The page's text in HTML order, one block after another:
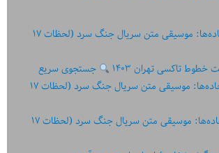
اختراع
قطعه جاده‌ها: موسیقی متن سریال جنگ سرد (لحظات ۱۷
خطوط تاکسی تهران ۱۴۰۳
جستجوی سریع
قطعه جاده‌ها: موسیقی متن سریال جنگ سرد (لحظات ۱۷
قطعه جاده‌ها: موسیقی متن سریال جنگ سرد (لحظات ۱۷